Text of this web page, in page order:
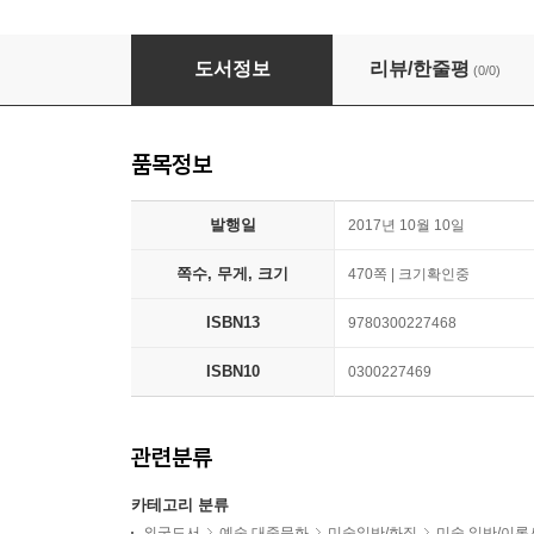
Things of Beauty Growing: British Studio
도서정보 리뷰/한줄평 (0/0)
품목정보
발행일 2017년 10월 10일
쪽수, 무게, 크기 470쪽 | 크기확인중
ISBN13 9780300227468
ISBN10 0300227469
관련분류
카테고리 분류